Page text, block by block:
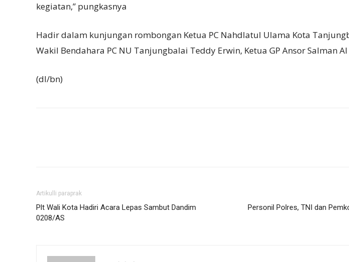
kegiatan,” pungkasnya
Hadir dalam kunjungan rombongan Ketua PC Nahdlatul Ulama Kota
Wakil Bendahara PC NU Tanjungbalai Teddy Erwin, Ketua GP Ansor Salman
(dl/bn)
Artikulli paraprak
Plt Wali Kota Hadiri Acara Lepas Sambut Dandim
0208/AS
Personil Polres, TNI dan